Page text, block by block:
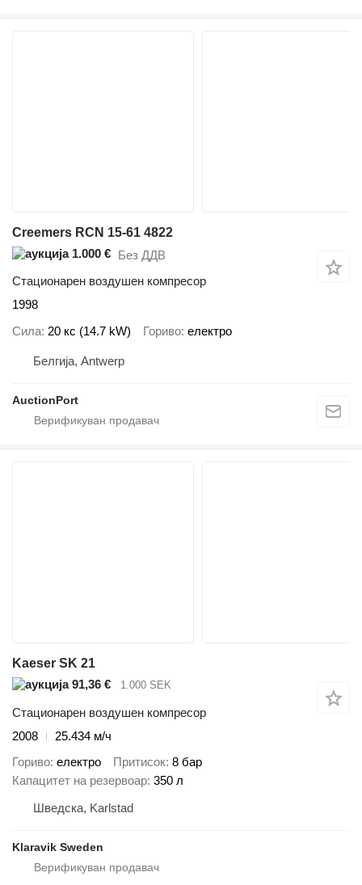
Creemers RCN 15-61 4822
1.000 € Без ДДВ
Стационарен воздушен компресор
1998
Сила 20 кс (14.7 kW) Гориво електро
Белгија, Antwerp
AuctionPort
Kaeser SK 21
91,36 €
1.000 SEK
Стационарен воздушен компресор
2008
25.434 м/ч
Гориво електро Притисок 8 бар
Капацитет на резервоар 350 л
Шведска, Karlstad
Klaravik Sweden